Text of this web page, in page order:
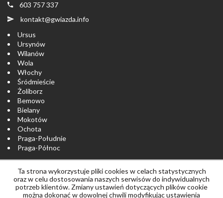
603 757 337
kontakt@gwiazda.info
Ursus
Ursynów
Wilanów
Wola
Włochy
Śródmieście
Żoliborz
Bemowo
Bielany
Mokotów
Ochota
Praga-Południe
Praga-Północ
Strona główna notatnik Skontaktuj się
Polityka prywatności
Ta strona wykorzystuje pliki cookies w celach statystycznych
oraz w celu dostosowania naszych serwisów do indywidualnych
potrzeb klientów. Zmiany ustawień dotyczących plików cookie
można dokonać w dowolnej chwili modyfikując ustawienia